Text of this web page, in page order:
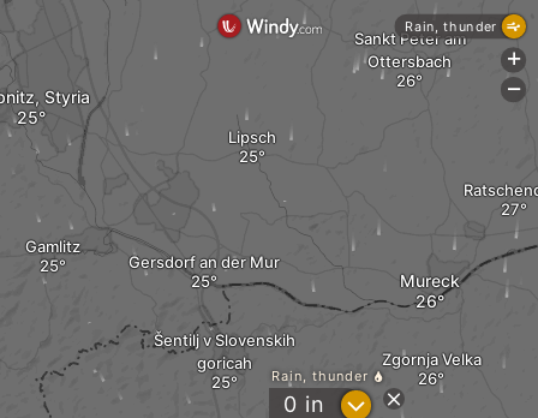
Zgornja Velka
Sankt Peter am
Ottersbach
Mureck
Šentilj v Slovenskih
goricah
Lipsch
Styria
Gamlitz
Gersdorf an der Mur
Rain, thunder
0 in ?
Rain, thunder
+
-